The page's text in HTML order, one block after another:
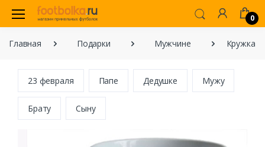
0
Главная Подарки Мужчине Кружка
23 февраля Папе Дедушке Мужу
Брату Сыну